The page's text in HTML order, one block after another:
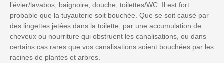
l’évier/lavabos, baignoire, douche, toilettes/WC. Il est fort
probable que la tuyauterie soit bouchée. Que se soit causé par
des lingettes jetées dans la toilette, par une accumulation de
cheveux ou nourriture qui obstruent les canalisations, ou dans
certains cas rares que vos canalisations soient bouchées par les
racines de plantes et arbres.